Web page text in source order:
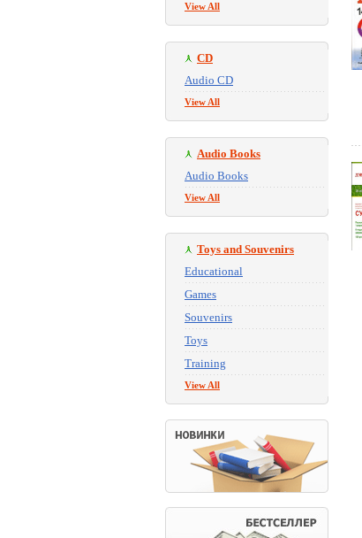
View All
CD
Audio CD
View All
Audio Books
Audio Books
View All
Toys and Souvenirs
Educational
Games
Souvenirs
Toys
Training
View All